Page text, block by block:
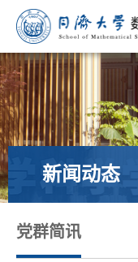
新闻动态
党群简讯